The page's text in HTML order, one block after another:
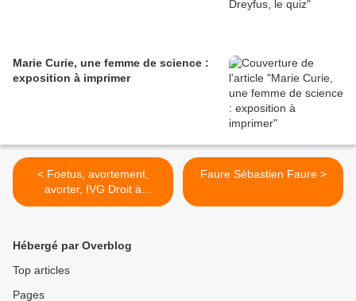
Marie Curie, une femme de science :
exposition à imprimer
< Foetus, avortement,
avorter, IVG Droit à
l'avortement Interruption
Faure Sébastien Faure >
Hébergé par Overblog
Top articles
Pages